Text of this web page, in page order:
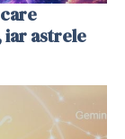
iar astrele